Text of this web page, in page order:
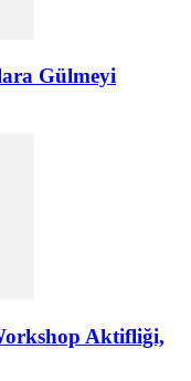
Gülmeyi
Aktifliği,